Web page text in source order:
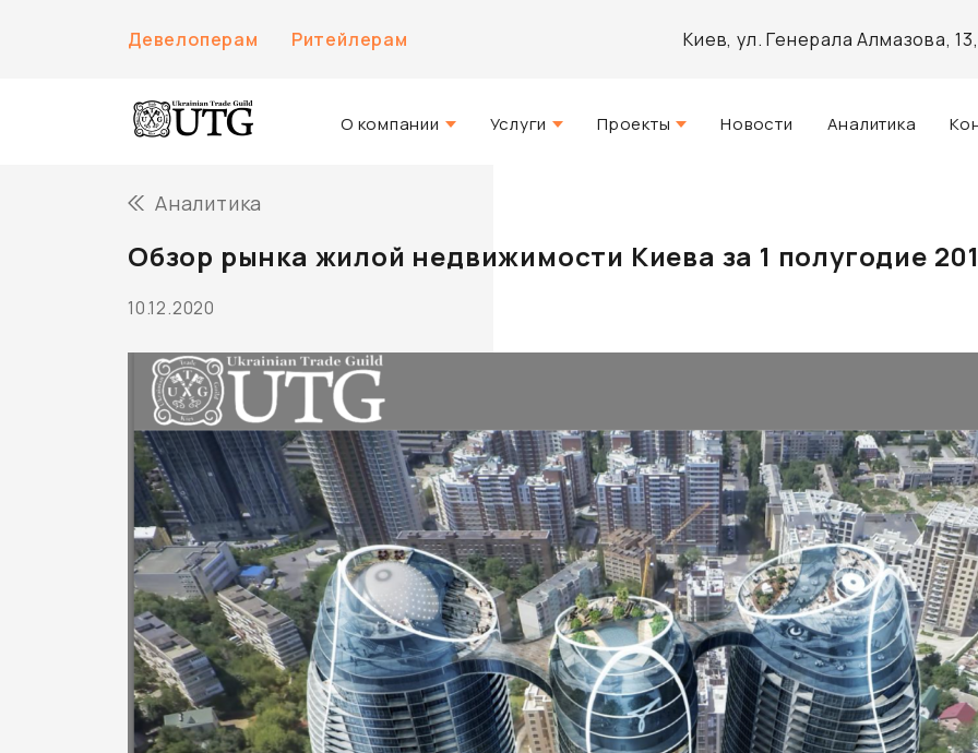
Девелоперам Ритейлерам Киев, ул. Генерала Алмазова,
О компании
Команда UTG
Услуги
Агентские услуги
Инвестиционно-аналитический
Маркетинг и PR
Проекты
Разработанные
Новости Аналитика
Аналитика
Обзор рынка жилой недвижимости Киева за 1 полугодие
10.12.2020